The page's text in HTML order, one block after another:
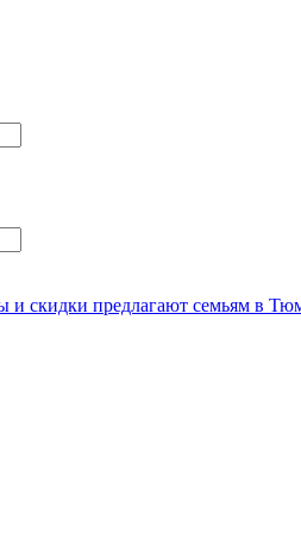
и скидки предлагают семьям в